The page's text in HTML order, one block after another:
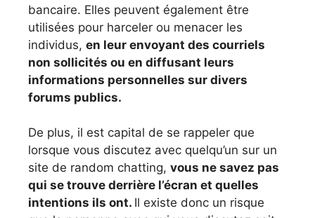
bancaire. Elles peuvent également être
utilisées pour harceler ou menacer les
individus, en leur envoyant des courriels
non sollicités ou en diffusant leurs
informations personnelles sur divers
forums publics.
De plus, il est capital de se rappeler que
lorsque vous discutez avec quelqu’un sur un
site de random chatting, vous ne savez pas
qui se trouve derrière l’écran et quelles
intentions ils ont. Il existe donc un risque